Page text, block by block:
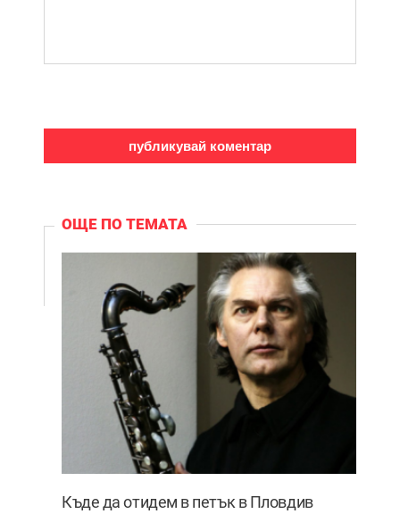
ОЩЕ ПО ТЕМАТА
Къде да отидем в петък в Пловдив